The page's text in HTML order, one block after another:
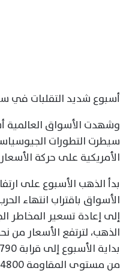
أسبوع شديد التقلبات في
وشهدت الأسواق العالمية
سيطرت التطورات
الأمريكية على حركة
بدأ الذهب الأسبوع على
الأسواق باقتراب انتهاء
إلى إعادة تسعير المخاطر
من مستوى المقاومة 4800 دولار.